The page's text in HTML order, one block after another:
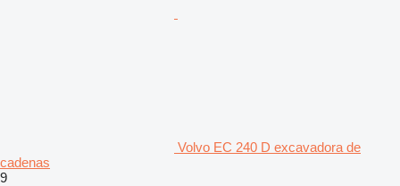
Volvo EC 240 D excavadora de
cadenas
9